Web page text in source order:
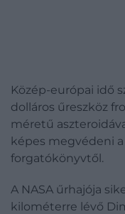
Közép-európai idő
dolláros űreszköz
méretű
képes megvédeni
forgatókönyvtől.
A NASA űrhajója
kilométerre lévő